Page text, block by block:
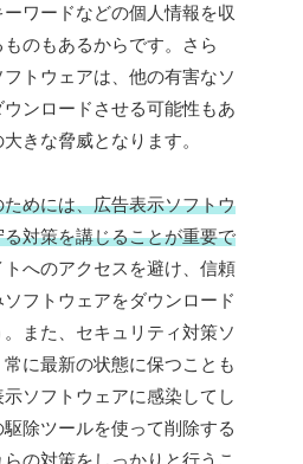
ワードなどの個人情報を収
のもあるからです。さら
トウェアは、他の有害なソ
ンロードさせる可能性もあ
きな脅威となります。
めには、広告表示ソフトウ
対策を講じることが重要で
へのアクセスを避け、信頼
フトウェアをダウンロード
また、セキュリティ対策ソ
に最新の状態に保つことも
ソフトウェアに感染してし
除ツールを使って削除する
の対策をしっかりと行うこ